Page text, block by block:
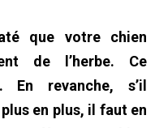
que votre chien
de l’herbe. Ce
En revanche, s’il
en plus, il faut en